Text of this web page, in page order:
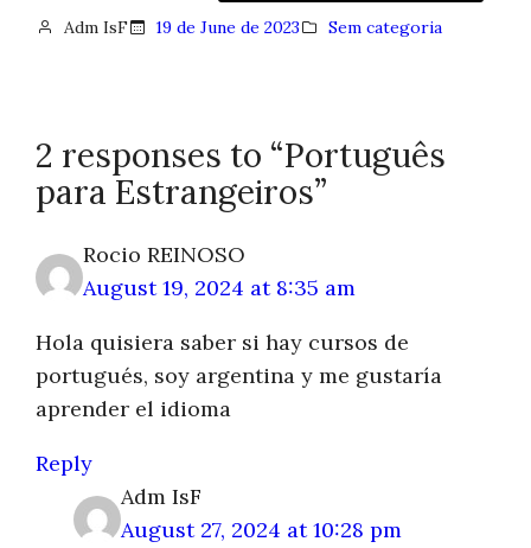
Adm IsF 19 de June de 2023 Sem categoria
2 responses to “Português
para Estrangeiros”
Rocio REINOSO
August 19, 2024 at 8:35 am
Hola quisiera saber si hay cursos de
portugués, soy argentina y me gustaría
aprender el idioma
Reply
Adm IsF
August 27, 2024 at 10:28 pm